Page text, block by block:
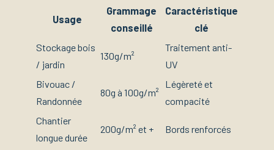
Usage
Grammage
conseillé
Caractéristique
clé
Stockage bois
/ jardin
130g/m²
Traitement anti-
UV
Bivouac /
Randonnée
80g à 100g/m²
Légèreté et
compacité
Chantier
longue durée
200g/m² et + Bords renforcés